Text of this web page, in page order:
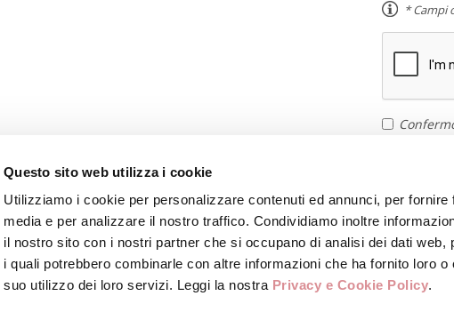
Questo sito web utilizza i cookie
Utilizziamo i cookie per personalizzare contenuti ed annunci, per fornire
media e per analizzare il nostro traffico. Condividiamo inoltre
il nostro sito con i nostri partner che si occupano di analisi dei dati web,
i quali potrebbero combinarle con altre informazioni che ha fornito loro o
suo utilizzo dei loro servizi. Leggi la nostra Privacy e Cookie Policy.
* Campi